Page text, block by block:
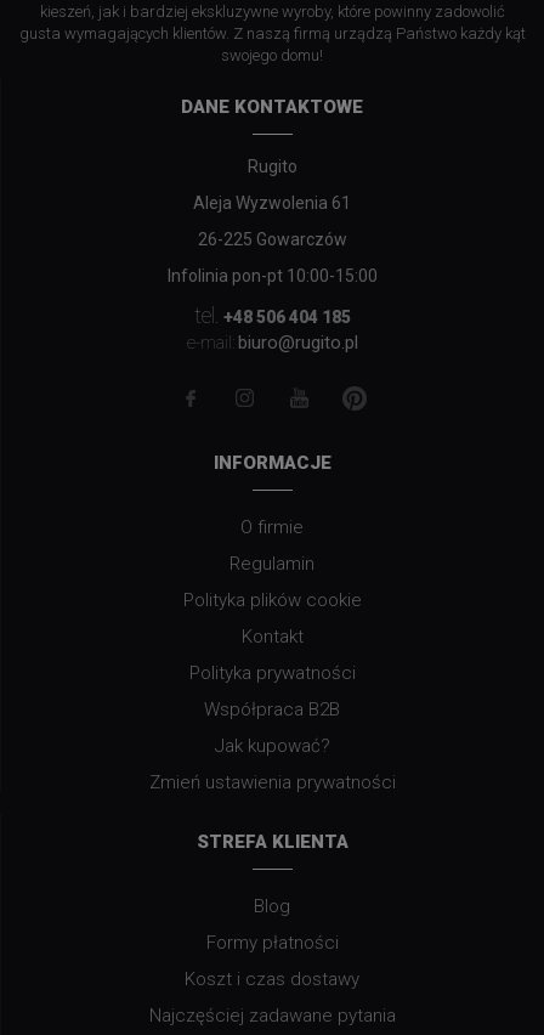
kieszeń, jak i bardziej ekskluzywne wyroby, które powinny zadowolić
gusta wymagających klientów. Z naszą firmą urządzą Państwo każdy kąt
swojego domu!
DANE KONTAKTOWE
Rugito
Aleja Wyzwolenia 61
26-225 Gowarczów
Infolinia pon-pt 10:00-15:00
tel. +48 506 404 185
e-mail: biuro@rugito.pl
INFORMACJE
O firmie
Regulamin
Polityka plików cookie
Kontakt
Polityka prywatności
Współpraca B2B
Jak kupować?
Zmień ustawienia prywatności
STREFA KLIENTA
Blog
Formy płatności
Koszt i czas dostawy
Najczęściej zadawane pytania